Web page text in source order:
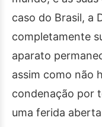
caso do Brasil, a
completamente
aparato
assim como não
condenação por
uma ferida